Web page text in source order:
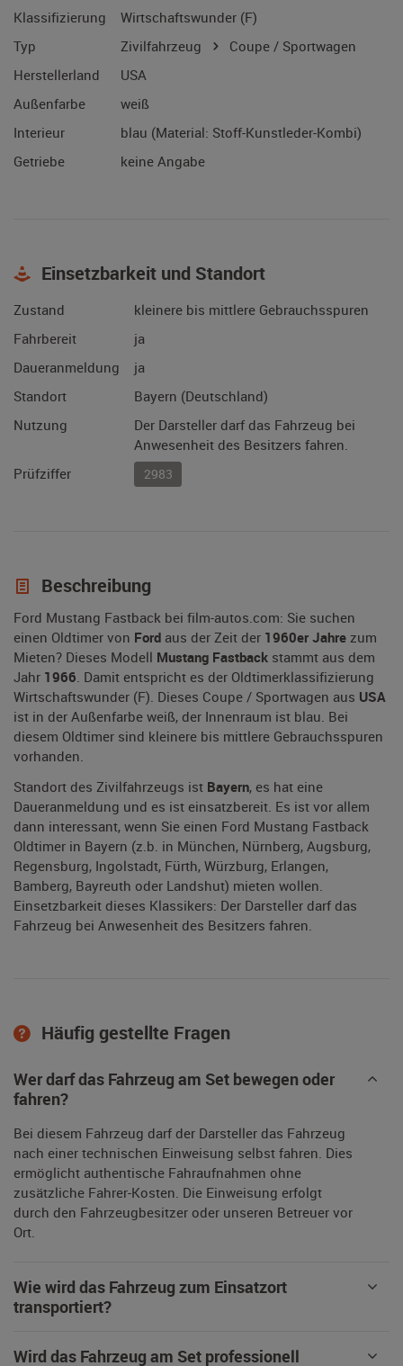
Klassifizierung
Wirtschaftswunder (F)
Typ
Zivilfahrzeug
Coupe / Sportwagen
Herstellerland
USA
Außenfarbe
weiß
Interieur
blau (Material: Stoff-Kunstleder-Kombi)
Getriebe
keine Angabe
Einsetzbarkeit und Standort
Zustand
kleinere bis mittlere Gebrauchsspuren
Fahrbereit
ja
Daueranmeldung
ja
Standort
Bayern (Deutschland)
Nutzung
Der Darsteller darf das Fahrzeug bei
Anwesenheit des Besitzers fahren.
Prüfziffer
2983
Beschreibung
Ford Mustang Fastback bei film-autos.com: Sie suchen
einen Oldtimer von Ford aus der Zeit der 1960er Jahre zum
Mieten? Dieses Modell Mustang Fastback stammt aus dem
Jahr 1966. Damit entspricht es der Oldtimerklassifizierung
Wirtschaftswunder (F). Dieses Coupe / Sportwagen aus USA
ist in der Außenfarbe weiß, der Innenraum ist blau. Bei
diesem Oldtimer sind kleinere bis mittlere Gebrauchsspuren
vorhanden.
Standort des Zivilfahrzeugs ist Bayern, es hat eine
Daueranmeldung und es ist einsatzbereit. Es ist vor allem
dann interessant, wenn Sie einen Ford Mustang Fastback
Oldtimer in Bayern (z.b. in München, Nürnberg, Augsburg,
Regensburg, Ingolstadt, Fürth, Würzburg, Erlangen,
Bamberg, Bayreuth oder Landshut) mieten wollen.
Einsetzbarkeit dieses Klassikers: Der Darsteller darf das
Fahrzeug bei Anwesenheit des Besitzers fahren.
Häufig gestellte Fragen
Wer darf das Fahrzeug am Set bewegen oder
fahren?
Bei diesem Fahrzeug darf der Darsteller das Fahrzeug
nach einer technischen Einweisung selbst fahren. Dies
ermöglicht authentische Fahraufnahmen ohne
zusätzliche Fahrer-Kosten. Die Einweisung erfolgt
durch den Fahrzeugbesitzer oder unseren Betreuer vor
Ort.
Wie wird das Fahrzeug zum Einsatzort
transportiert?
Wird das Fahrzeug am Set professionell